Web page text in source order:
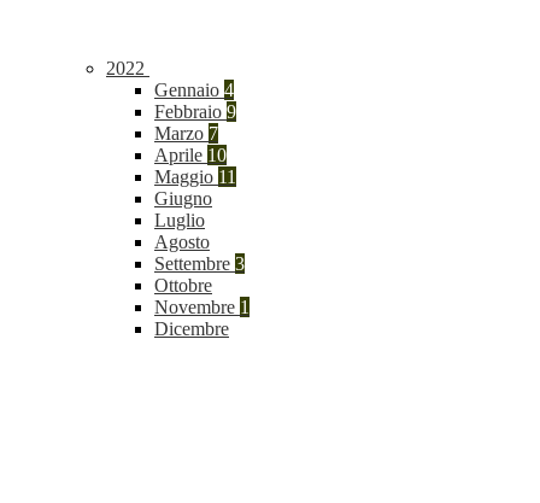
2022
Gennaio 4
Febbraio 9
Marzo 7
Aprile 10
Maggio 11
Giugno
Luglio
Agosto
Settembre 3
Ottobre
Novembre 1
Dicembre